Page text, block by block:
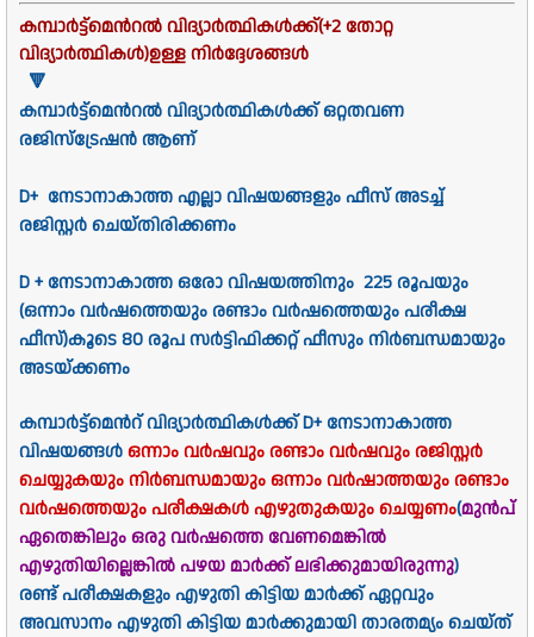
കമ്പാർട്ട്മെൻറൽ വിദ്യാർത്ഥികൾക്ക്(+2 തോറ്റ
വിദ്യാർത്ഥികൾ)ഉള്ള നിർദ്ദേശങ്ങൾ
🔻
കമ്പാർട്ട്മെൻറൽ വിദ്യാർത്ഥികൾക്ക് ഒറ്റതവണ
രജിസ്ട്രേഷൻ ആണ്
D+ നേടാനാകാത്ത എല്ലാ വിഷയങ്ങളും ഫീസ് അടച്ച്
രജിസ്റ്റർ ചെയ്തിരിക്കണം
D + നേടാനാകാത്ത ഒരോ വിഷയത്തിനും 225 രൂപയും
(ഒന്നാം വർഷത്തെയും രണ്ടാം വർഷത്തെയും പരീക്ഷ
ഫീസ്)കൂടെ 80 രൂപ സർട്ടിഫിക്കറ്റ് ഫീസും നിർബന്ധമായും
അടയ്ക്കണം
കമ്പാർട്ട്മെൻറ് വിദ്യാർത്ഥികൾക്ക് D+ നേടാനാകാത്ത
വിഷയങ്ങൾഒന്നാം വർഷവും രണ്ടാം വർഷവും രജിസ്റ്റർ
ചെയ്യുകയും നിർബന്ധമായും ഒന്നാം വർഷാത്തയും രണ്ടാം
വർഷത്തെയും പരീക്ഷകൾ എഴുതുകയും ചെയ്യണം(മുൻപ്
ഏതെങ്കിലും ഒരു വർഷത്തെ വേണമെങ്കിൽ
എഴുതിയില്ലെങ്കിൽ പഴയ മാർക്ക് ലഭിക്കുമായിരുന്നു)
രണ്ട് പരീക്ഷകളും എഴുതി കിട്ടിയ മാർക്ക് ഏറ്റവും
അവസാനം എഴുതി കിട്ടിയ മാർക്കുമായി താരതമ്യം ചെയ്ത്